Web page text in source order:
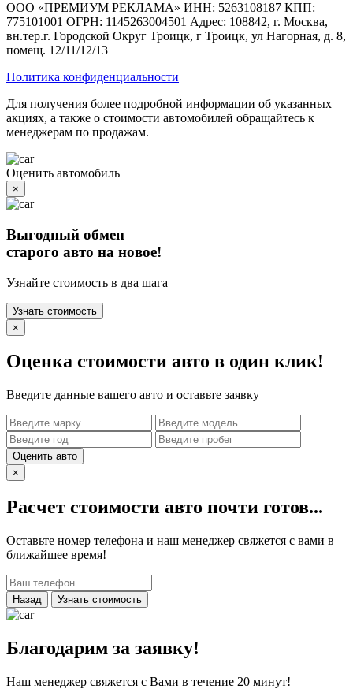
ООО «ПРЕМИУМ РЕКЛАМА» ИНН: 5263108187 КПП:
775101001 ОГРН: 1145263004501 Адрес: 108842, г. Москва,
вн.тер.г. Городской Округ Троицк, г Троицк, ул Нагорная, д. 8,
помещ. 12/11/12/13
Политика конфиденциальности
Для получения более подробной информации об указанных
акциях, а также о стоимости автомобилей обращайтесь к
менеджерам по продажам.
Оценить автомобиль
×
Выгодный обмен
старого авто на новое!
Узнайте стоимость в два шага
Узнать стоимость
×
Оценка стоимости авто в один клик!
Введите данные вашего авто и оставьте заявку
Оценить авто
×
Расчет стоимости авто почти готов...
Оставьте номер телефона и наш менеджер свяжется с вами в
ближайшее время!
Назад Узнать стоимость
Благодарим за заявку!
Наш менеджер свяжется с Вами в течение 20 минут!